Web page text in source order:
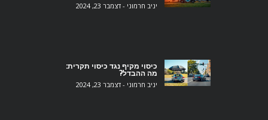
יניב חרמוני דצמבר 23, 2024
כיסוי מקיף נגד כיסוי תקרית:
מה ההבדל?
יניב חרמוני דצמבר 23, 2024